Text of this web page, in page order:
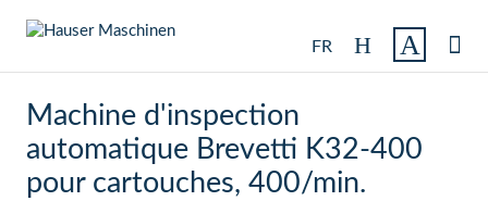
FR 
Machine d'inspection
automatique Brevetti K32-400
pour cartouches, 400/min.